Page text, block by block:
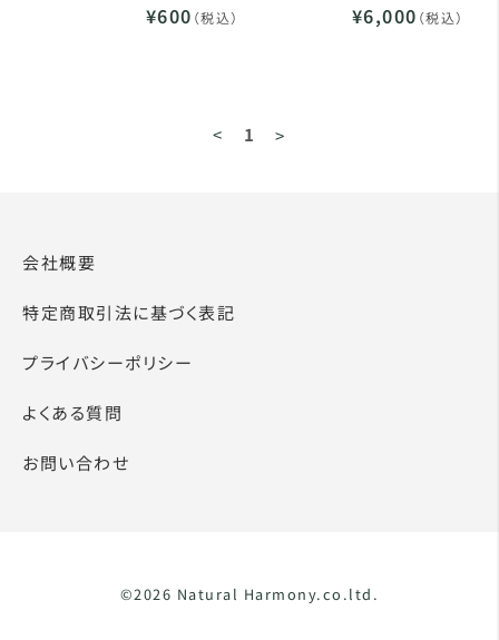
¥600 （税込） ¥6,000 （税込）
< 1 >
会社概要
特定商取引法に基づく表記
プライバシーポリシー
よくある質問
お問い合わせ
©2026 Natural Harmony.co.ltd.